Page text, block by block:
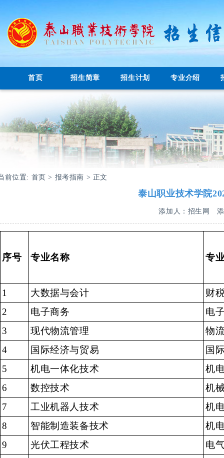
首页 招生简章 招生计划 专业介绍
前位置: 首页 > 报考指南 > 正文
泰山职业技术学院
添加人：招生网
序号 专业名称 专
1 大数据与会计
财
2
电子商务
电
3
现代物流管理
物
4
国际经济与贸易
国
5
机电一体化技术
机
6
数控技术
机
7
工业机器人技术
机
8
智能制造装备技术
机
9
光伏工程技术
电